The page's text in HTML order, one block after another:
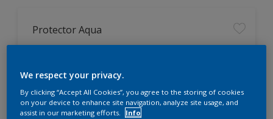
Protector Aqua
zur Grund-, Zwischen- und
Schlussbeschichtung mit
Mehrphasen-Bindemittel-
Technologie
We respect your privacy.
By clicking “Accept All Cookies”, you agree to the storing of cookies
on your device to enhance site navigation, analyze site usage, and
assist in our marketing efforts.
Info